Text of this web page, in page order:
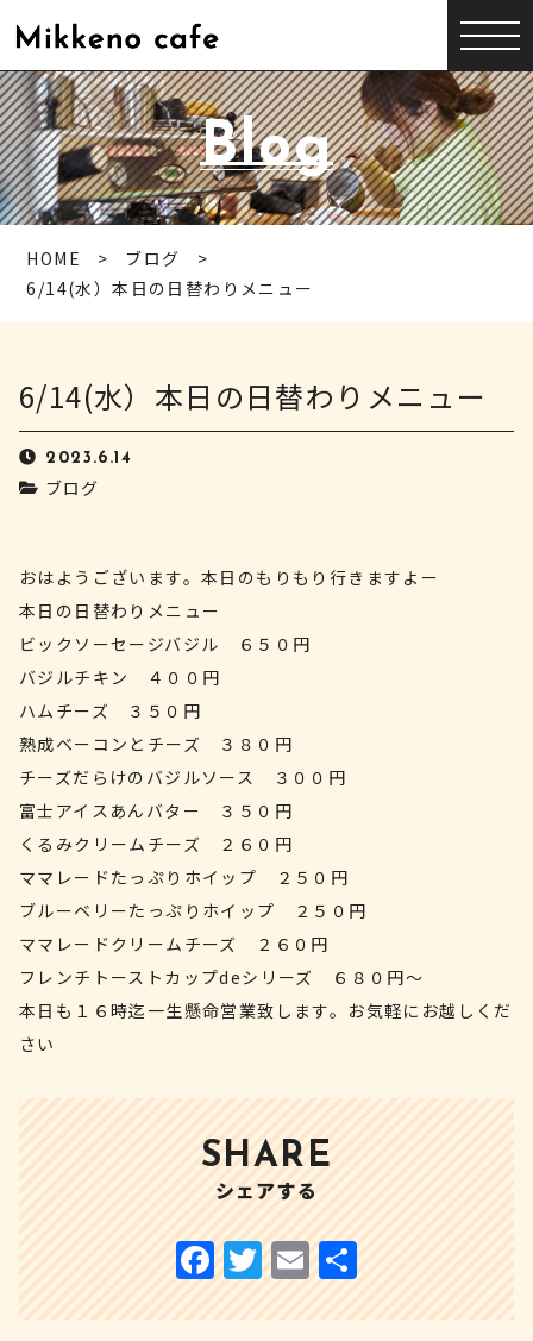
Blog
HOME
ブログ
6/14(水）本日の日替わりメニュー
6/14(水）本日の日替わりメニュー
2023.6.14
ブログ
おはようございます。本日のもりもり行きますよー
本日の日替わりメニュー
ビックソーセージバジル ６５０円
バジルチキン ４００円
ハムチーズ ３５０円
熟成ベーコンとチーズ ３８０円
チーズだらけのバジルソース ３００円
富士アイスあんバター ３５０円
くるみクリームチーズ ２６０円
ママレードたっぷりホイップ ２５０円
ブルーベリーたっぷりホイップ ２５０円
ママレードクリームチーズ ２６０円
フレンチトーストカップdeシリーズ ６８０円～
本日も１６時迄一生懸命営業致します。お気軽にお越しくだ
さい
SHARE
シェアする